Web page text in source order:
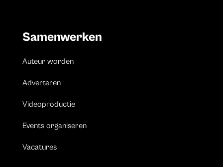
Samenwerken
Auteur worden
Adverteren
Videoproductie
Events organiseren
Vacatures